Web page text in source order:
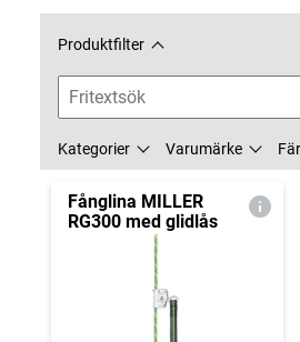
Produktfilter
Kategorier Varumärke
Fånglina MILLER
RG300 med glidlås